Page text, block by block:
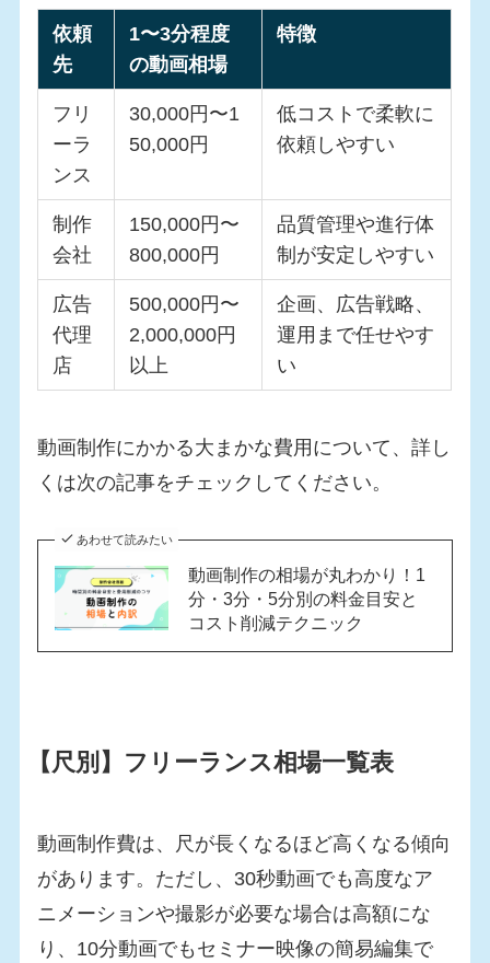
依頼
先
1〜3分程度
の動画相場
特徴
フリ
ーラ
ンス
30,000円〜1
50,000円
低コストで柔軟に
依頼しやすい
制作
会社
150,000円〜
800,000円
品質管理や進行体
制が安定しやすい
広告
代理
店
500,000円〜
2,000,000円
以上
企画、広告戦略、
運用まで任せやす
い
動画制作にかかる大まかな費用について、詳し
くは次の記事をチェックしてください。
あわせて読みたい
動画制作の相場が丸わかり！1
分・3分・5分別の料金目安と
コスト削減テクニック
【尺別】フリーランス相場一覧表
動画制作費は、尺が長くなるほど高くなる傾向
があります。ただし、30秒動画でも高度なア
ニメーションや撮影が必要な場合は高額にな
り、10分動画でもセミナー映像の簡易編集で